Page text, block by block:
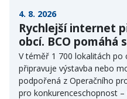
4. 8. 2026
Rychlejší internet
obcí. BCO
V téměř 1 700 lokalitách po
připravuje výstavba nebo
podpořená z Operačního
pro konkurenceschopnost –